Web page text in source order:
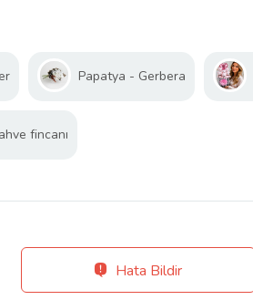
Papatya - Gerbera
fincanı
Hata Bildir